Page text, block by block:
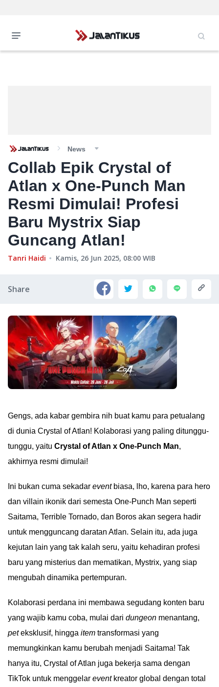
News
Collab Epik Crystal of
Atlan x One-Punch Man
Resmi Dimulai! Profesi
Baru Mystrix Siap
Guncang Atlan!
Tanri Haidi Kamis, 26 Jun 2025, 08:00 WIB
Share
Gengs, ada kabar gembira nih buat kamu para petualang
di dunia Crystal of Atlan! Kolaborasi yang paling ditunggu-
tunggu, yaitu Crystal of Atlan x One-Punch Man,
akhirnya resmi dimulai!
Ini bukan cuma sekadar eventbiasa, lho, karena para hero
dan villain ikonik dari semesta One-Punch Man seperti
Saitama, Terrible Tornado, dan Boros akan segera hadir
untuk mengguncang daratan Atlan. Selain itu, ada juga
kejutan lain yang tak kalah seru, yaitu kehadiran profesi
baru yang misterius dan mematikan, Mystrix, yang siap
mengubah dinamika pertempuran.
Kolaborasi perdana ini membawa segudang konten baru
yang wajib kamu coba, mulai dari dungeon menantang,
peteksklusif, hingga item transformasi yang
memungkinkan kamu berubah menjadi Saitama! Tak
hanya itu, Crystal of Atlan juga bekerja sama dengan
TikTok untuk menggelar eventkreator global dengan total